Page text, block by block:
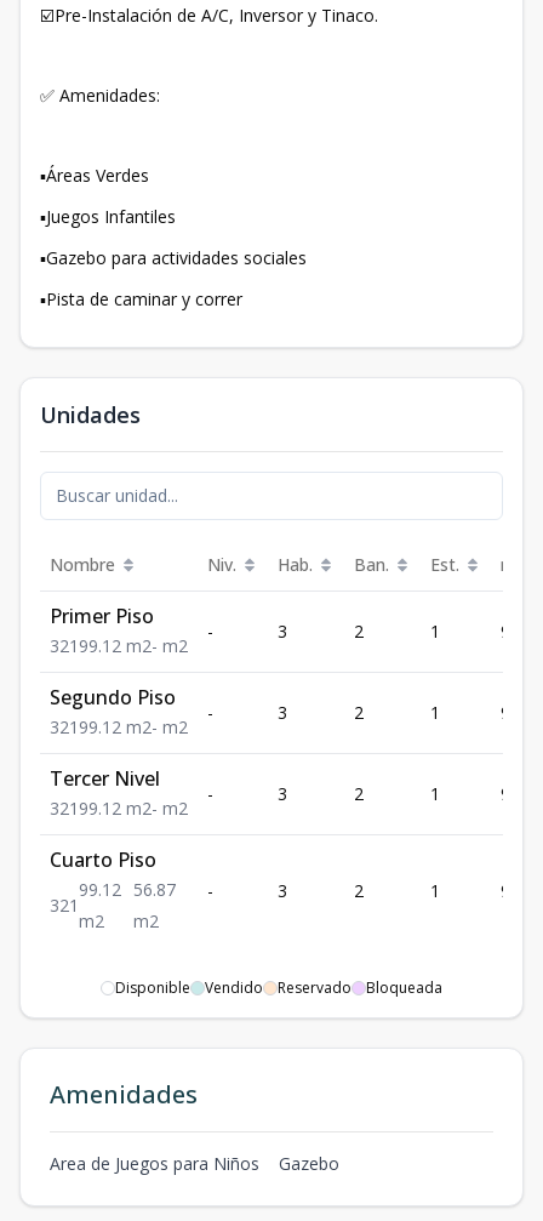
☑️Pre-Instalación de A/C, Inversor y Tinaco.
✅ Amenidades:
▪️Áreas Verdes
▪️Juegos Infantiles
▪️Gazebo para actividades sociales
▪️Pista de caminar y correr
Unidades
Nombre Niv. Hab. Ban. Est. m²
Primer Piso
321 99.12 m2- m2
- 3 2 1 99.12
Segundo Piso
321 99.12 m2- m2
- 3 2 1 99.12
Tercer Nivel
321 99.12 m2- m2
- 3 2 1 99.12
Cuarto Piso
321
99.12
m2
56.87
m2
- 3 2 1 99.12
Disponible Vendido Reservado Bloqueada
Amenidades
Area de Juegos para Niños Gazebo